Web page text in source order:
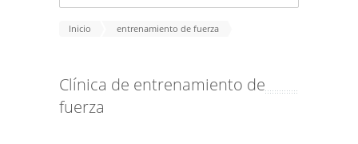
Inicio entrenamiento de fuerza
Clínica de entrenamiento de
fuerza